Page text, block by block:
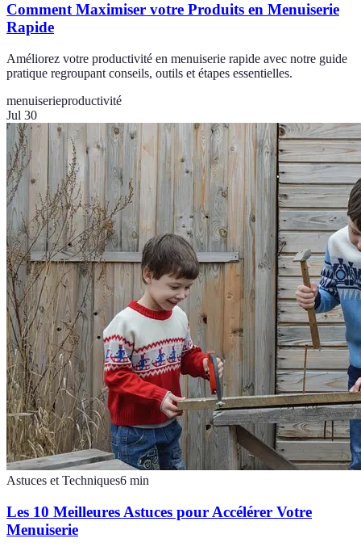
Comment Maximiser votre Produits en Menuiserie
Rapide
Améliorez votre productivité en menuiserie rapide avec notre guide
pratique regroupant conseils, outils et étapes essentielles.
menuiserieproductivité
Jul 30
Astuces et Techniques6 min
Les 10 Meilleures Astuces pour Accélérer Votre
Menuiserie